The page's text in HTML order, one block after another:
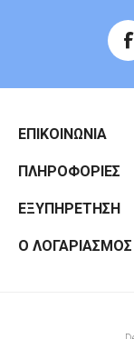
ΕΠΙΚΟΙΝΩΝΊΑ
ΠΛΗΡΟΦΟΡΊΕΣ
ΕΞΥΠΗΡΈΤΗΣΗ
Ο